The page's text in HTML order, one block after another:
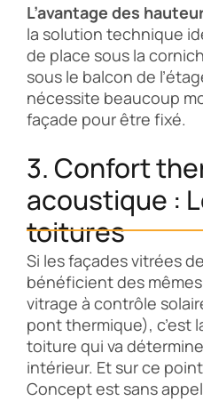
L’avantage des
la solution technique
de place sous la
sous le balcon de
nécessite beaucoup
façade pour être fixé.
3. Confort
acoustique :
toitures
Si les façades vitrées
bénéficient des
vitrage à contrôle
pont thermique), c’est
toiture qui va
intérieur. Et sur ce point,
Concept est sans